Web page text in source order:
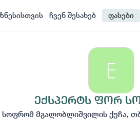
ჩვენ შესახებ ფასები
ექსპერტს ფორ
სოფრომ მგალობლიშვილის ქუჩა,